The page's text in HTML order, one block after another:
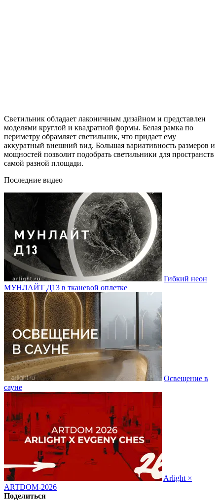
Светильник обладает лаконичным дизайном и представлен
моделями круглой и квадратной формы. Белая рамка по
периметру обрамляет светильник, что придает ему
аккуратный внешний вид. Большая вариативность размеров и
мощностей позволит подобрать светильники для пространств
самой разной площади.
Последние видео
Гибкий неон
МУНЛАЙТ Д13 в тканевой оплетке
Освещение в
сауне
Arlight ×
ARTDOM-2026
Поделиться